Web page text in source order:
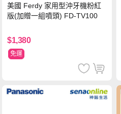
美國 Ferdy 家用型沖牙機粉紅
版(加贈一組噴頭) FD-TV100
$1,380
免運